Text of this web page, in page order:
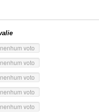
nenhum voto
nenhum voto
nenhum voto
nenhum voto
nenhum voto